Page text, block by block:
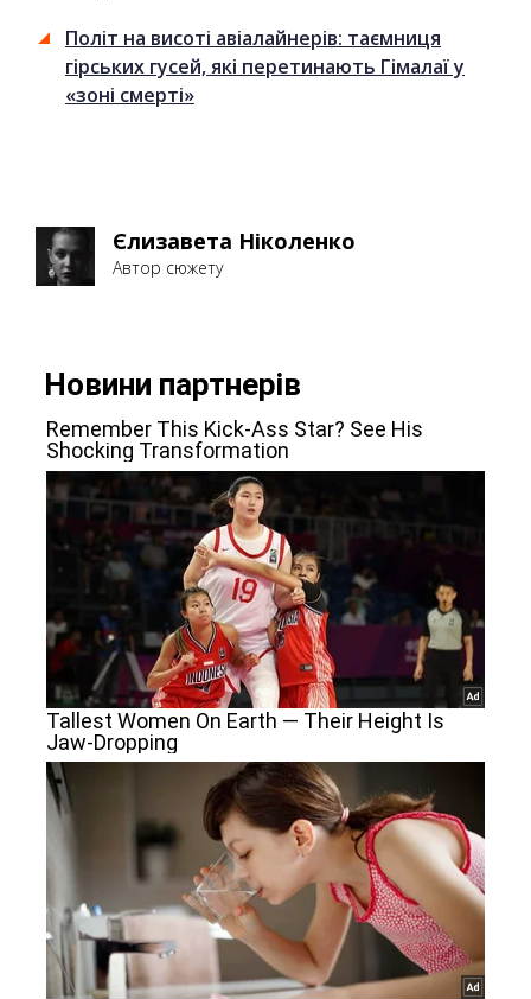
Політ на висоті авіалайнерів: таємниця
гірських гусей, які перетинають Гімалаї у
«зоні смерті»
Єлизавета Ніколенко
Автор сюжету